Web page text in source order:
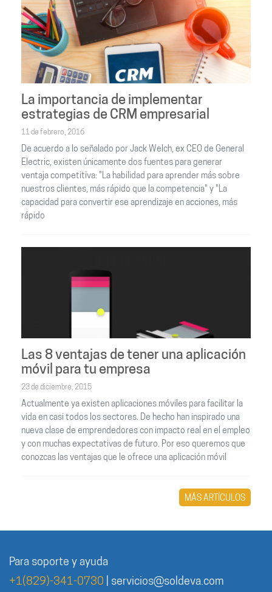
La importancia de implementar
estrategias de CRM empresarial
11 de febrero, 2016
De acuerdo a lo señalado por Jack Welch, ex CEO de General
Electric, existen únicamente dos fuentes para generar
ventaja competitiva: "La habilidad para aprender más sobre
nuestros clientes, más rápido que la competencia" y "La
capacidad para convertir ese aprendizaje en acciones, más
rápido
Las 8 ventajas de tener una aplicación
móvil para tu empresa
23 de diciembre, 2015
Actualmente ya existen aplicaciones móviles para facilitar la
vida en casi todos los sectores. De hecho han inspirado una
nueva clase de emprendedores con impacto real en el empleo
y con muchas expectativas de futuro. Por eso queremos que
conozcas las ventajas que le ofrece una aplicación móvil
MÁS ARTÍCULOS
Para soporte y ayuda
+1(829)-341-0730
servicios@soldeva.com